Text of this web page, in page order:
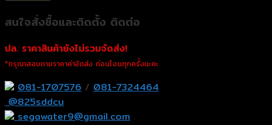
สนใจสั่งซื้อและติดตั้ง ติดต่อ
ปล. ราคาสินค้ายังไม่รวมจัดส่ง!
*กรุณาสอบถามราคาค่าจัดส่ง ก่อนโอนทุกครั้งนะคะ
081-1707576 / 081-7324464
@825sddcu
segawater9@gmail.com